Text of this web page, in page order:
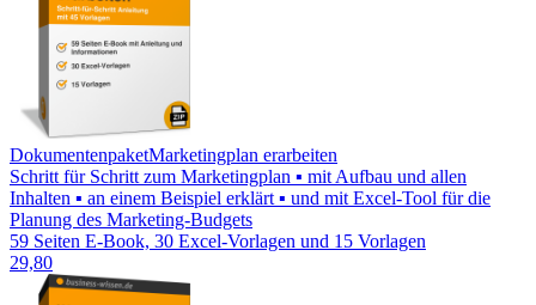
DokumentenpaketMarketingplan erarbeiten
Schritt für Schritt zum Marketingplan ▪ mit Aufbau und allen
Inhalten ▪ an einem Beispiel erklärt ▪ und mit Excel-Tool für die
Planung des Marketing-Budgets
59 Seiten E-Book, 30 Excel-Vorlagen und 15 Vorlagen
29,80